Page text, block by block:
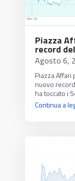
Piazza
record
Agosto 6,
Piazza Affari
nuovo
ha toccato i
Continua a